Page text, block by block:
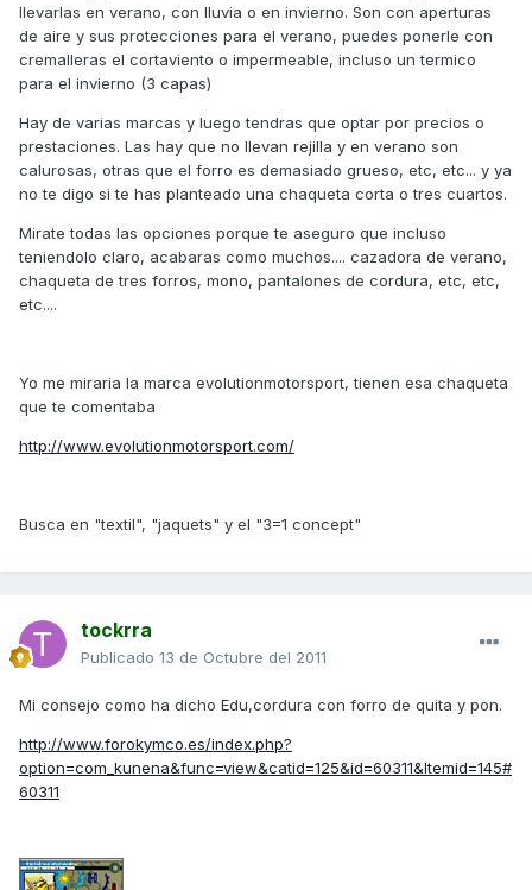
llevarlas en verano, con lluvia o en invierno. Son con aperturas
de aire y sus protecciones para el verano, puedes ponerle con
cremalleras el cortaviento o impermeable, incluso un termico
para el invierno (3 capas)
Hay de varias marcas y luego tendras que optar por precios o
prestaciones. Las hay que no llevan rejilla y en verano son
calurosas, otras que el forro es demasiado grueso, etc, etc... y ya
no te digo si te has planteado una chaqueta corta o tres cuartos.
Mirate todas las opciones porque te aseguro que incluso
teniendolo claro, acabaras como muchos.... cazadora de verano,
chaqueta de tres forros, mono, pantalones de cordura, etc, etc,
etc....
Yo me miraria la marca evolutionmotorsport, tienen esa chaqueta
que te comentaba
http://www.evolutionmotorsport.com/
Busca en "textil", "jaquets" y el "3=1 concept"
tockrra
Publicado 13 de Octubre del 2011
Mi consejo como ha dicho Edu,cordura con forro de quita y pon.
http://www.forokymco.es/index.php?
option=com_kunena&func=view&catid=125&id=60311&Itemid=145#
60311